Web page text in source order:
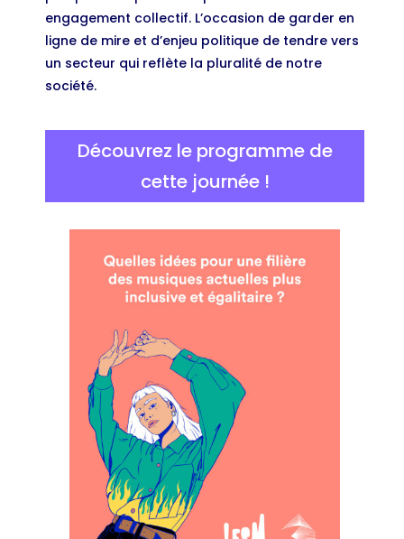
engagement collectif. L’occasion de garder en
ligne de mire et d’enjeu politique de tendre vers
un secteur qui reflète la pluralité de notre
société.
Découvrez le programme de
cette journée !